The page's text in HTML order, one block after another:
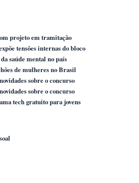
projeto em tramitação
tensões internas do bloco
saúde mental no país
de mulheres no Brasil
sobre o concurso
sobre o concurso
tech gratuito para jovens